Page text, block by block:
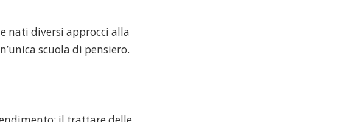
nati diversi approcci alla
scuola di pensiero.